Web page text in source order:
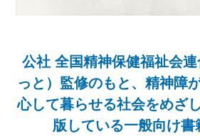
公社 全国精神保健福祉会
っと）監修のもと、精神障
心して暮らせる社会をめざ
版している一般向け書